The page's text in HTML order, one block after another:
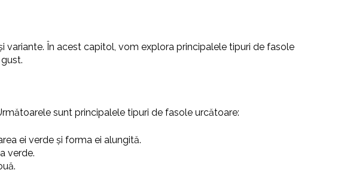
variante. În acest capitol, vom explora principalele tipuri de fasole
sunt principalele tipuri de fasole urcătoare:
ei verde și forma ei alungită.
verde.